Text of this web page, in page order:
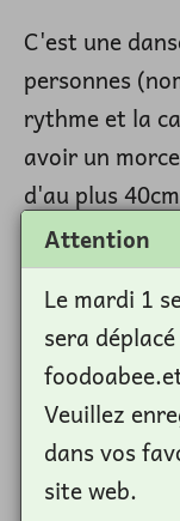
C'est une
personnes
rythme et la
avoir un
d'au plus
traditionnelle
d'antonoire,
genre, des
faire les
des sons de
coups de
tout
traditionnelle
Attention
Le mardi 1
sera
Veuillez
dans vos
site web.